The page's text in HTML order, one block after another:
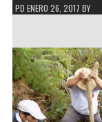
PD ENERO 26, 2017 BY